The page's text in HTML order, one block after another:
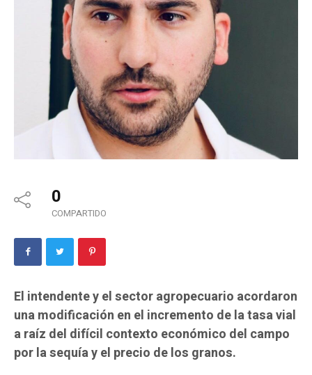
0
COMPARTIDO
El intendente y el sector agropecuario acordaron
una modificación en el incremento de la tasa vial
a raíz del difícil contexto económico del campo
por la sequía y el precio de los granos.